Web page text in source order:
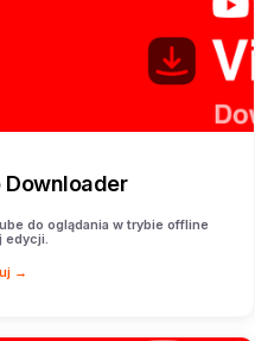
Downloader
do oglądania w trybie offline
edycji.
→